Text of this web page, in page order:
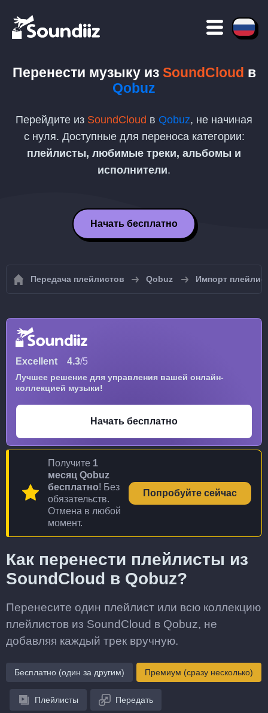
Перенести музыку из SoundCloud в
Qobuz
Перейдите из SoundCloud в Qobuz, не начиная
с нуля. Доступные для переноса категории:
плейлисты, любимые треки, альбомы и
исполнители.
Начать бесплатно
Передача плейлистов Qobuz Импорт
Excellent 4.3/5
Лучшее решение для управления вашей онлайн-
коллекцией музыки!
Начать бесплатно
Получите 1
месяц Qobuz
бесплатно! Без
обязательств.
Отмена в любой
момент.
Попробуйте сейчас
Как перенести плейлисты из
SoundCloud в Qobuz?
Перенесите один плейлист или всю коллекцию
плейлистов из SoundCloud в Qobuz, не
добавляя каждый трек вручную.
Бесплатно (один за другим) Премиум (сразу несколько)
Плейлисты Передать